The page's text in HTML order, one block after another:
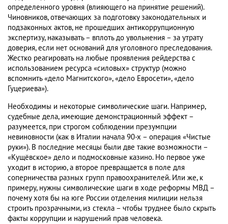
определенного уровня (влияющего на принятие решений).
Чиновников, отвечающих за подготовку законодательных и
подзаконных актов, не прошедших антикоррупционную
экспертизу, наказывать – вплоть до увольнения – за утрату
доверия, если нет оснований для уголовного преследования.
Жестко реагировать на любые проявления рейдерства с
использованием ресурса «силовых» структур (можно
вспомнить «дело Магнитского», «дело Евросети», «дело
Гуцериева»).
Необходимы и некоторые символические шаги. Например,
судебные дела, имеющие демонстрационный эффект –
разумеется, при строгом соблюдении презумпции
невиновности (как в Италии начала 90-х – операция «Чистые
руки»). В последние месяцы были две такие возможности –
«Кущёвское» дело и подмосковные казино. Но первое уже
уходит в историю, а второе превращается в поле для
соперничества разных групп правоохранителей. Или же, к
примеру, нужны символические шаги в ходе реформы МВД –
почему хотя бы на юге России отделения милиции нельзя
строить прозрачными, из стекла – чтобы труднее было скрыть
факты коррупции и нарушений прав человека.